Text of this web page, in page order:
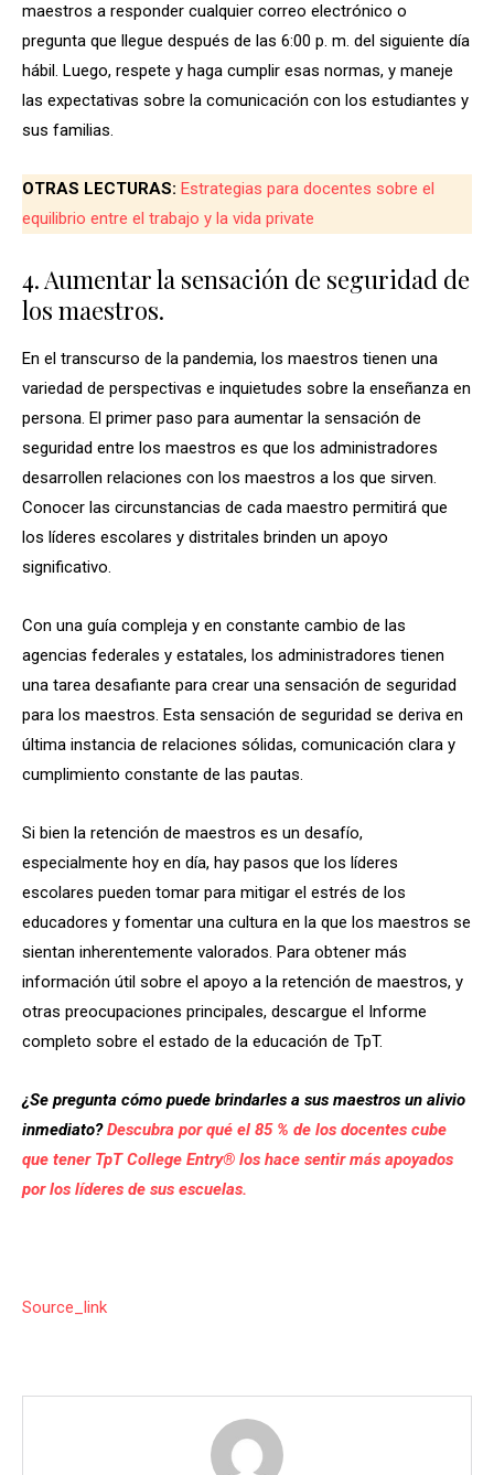
maestros a responder cualquier correo electrónico o
pregunta que llegue después de las 6:00 p. m. del siguiente día
hábil. Luego, respete y haga cumplir esas normas, y maneje
las expectativas sobre la comunicación con los estudiantes y
sus familias.
OTRAS LECTURAS: Estrategias para docentes sobre el
equilibrio entre el trabajo y la vida private
4. Aumentar la sensación de seguridad de
los maestros.
En el transcurso de la pandemia, los maestros tienen una
variedad de perspectivas e inquietudes sobre la enseñanza en
persona. El primer paso para aumentar la sensación de
seguridad entre los maestros es que los administradores
desarrollen relaciones con los maestros a los que sirven.
Conocer las circunstancias de cada maestro permitirá que
los líderes escolares y distritales brinden un apoyo
significativo.
Con una guía compleja y en constante cambio de las
agencias federales y estatales, los administradores tienen
una tarea desafiante para crear una sensación de seguridad
para los maestros. Esta sensación de seguridad se deriva en
última instancia de relaciones sólidas, comunicación clara y
cumplimiento constante de las pautas.
Si bien la retención de maestros es un desafío,
especialmente hoy en día, hay pasos que los líderes
escolares pueden tomar para mitigar el estrés de los
educadores y fomentar una cultura en la que los maestros se
sientan inherentemente valorados. Para obtener más
información útil sobre el apoyo a la retención de maestros, y
otras preocupaciones principales, descargue el Informe
completo sobre el estado de la educación de TpT.
¿Se pregunta cómo puede brindarles a sus maestros un alivio
inmediato?Descubra por qué el 85 % de los docentes cube
que tener TpT College Entry® los hace sentir más apoyados
por los líderes de sus escuelas.
Source_link